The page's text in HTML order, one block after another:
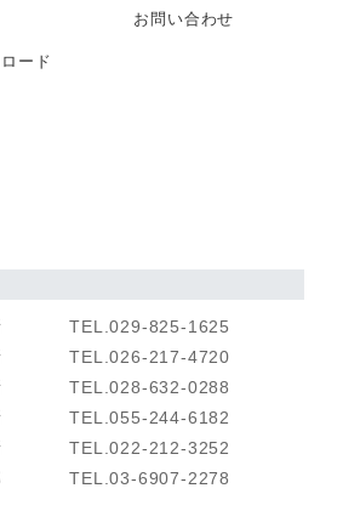
ード
お問い合わせ
TEL.029-825-1625
TEL.026-217-4720
TEL.028-632-0288
TEL.055-244-6182
TEL.022-212-3252
TEL.03-6907-2278